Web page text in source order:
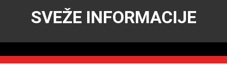
SVEŽE INFORMACIJE